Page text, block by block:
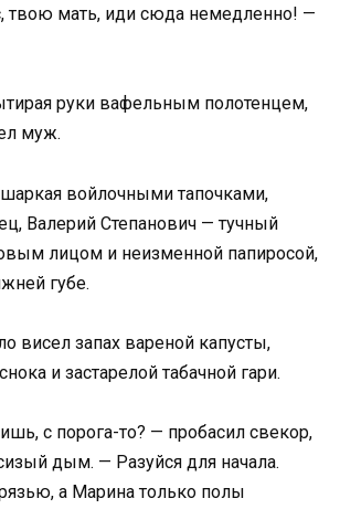
твою мать, иди сюда немедленно! —
руки вафельным полотенцем,
муж.
войлочными тапочками,
Валерий Степанович — тучный
лицом и неизменной папиросой,
губе.
висел запах вареной капусты,
и застарелой табачной гари.
с порога-то? — пробасил свекор,
дым. — Разуйся для начала.
а Марина только полы